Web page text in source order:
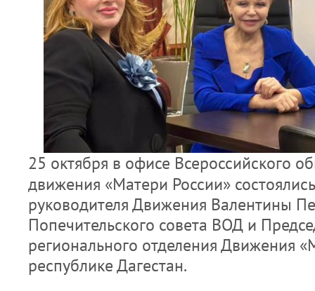
25 октября в офисе Всероссийского
движения «Матери России»
руководителя Движения Валентины
Попечительского совета ВОД и
регионального отделения Движения
республике Дагестан.